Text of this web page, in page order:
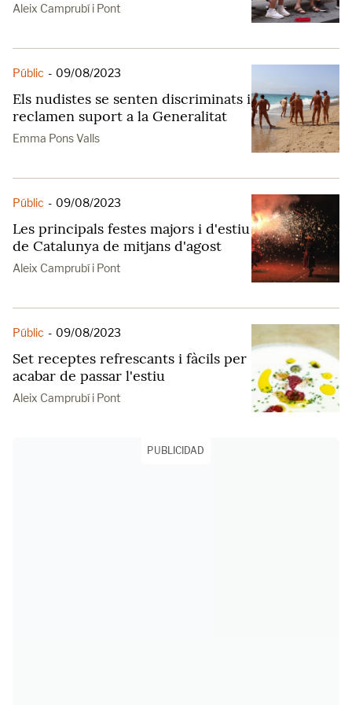
Aleix Camprubí i Pont
Públic - 09/08/2023
Els nudistes se senten discriminats i
reclamen suport a la Generalitat
Emma Pons Valls
Públic - 09/08/2023
Les principals festes majors i d'estiu
de Catalunya de mitjans d'agost
Aleix Camprubí i Pont
Públic - 09/08/2023
Set receptes refrescants i fàcils per
acabar de passar l'estiu
Aleix Camprubí i Pont
PUBLICIDAD